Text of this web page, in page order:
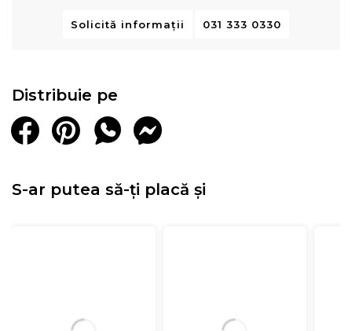
Solicită informații 031 333 0330
Distribuie pe
S-ar putea să-ți placă și